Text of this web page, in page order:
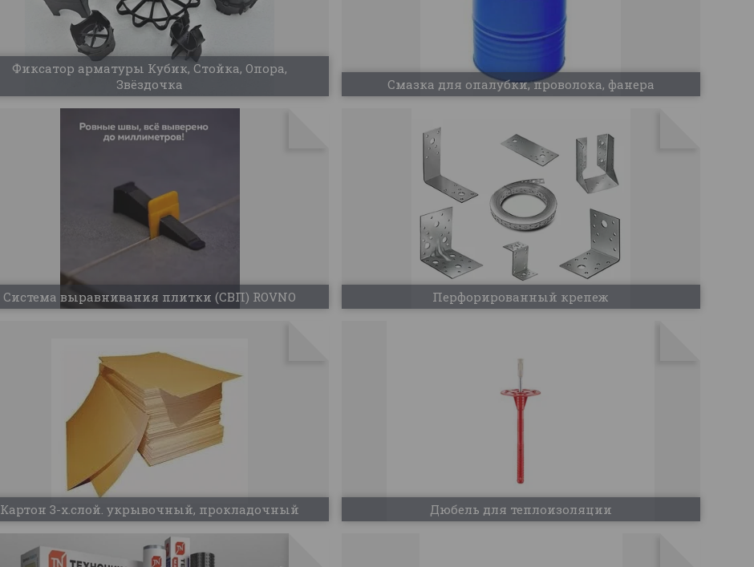
Фиксатор арматуры Кубик, Стойка, Опора,
Звёздочка
Смазка для опалубки, проволока, фанера
Система выравнивания плитки (СВП) ROVNO Перфорированный крепеж
Картон 3-х.слой. укрывочный, прокладочный Дюбель для теплоизоляции